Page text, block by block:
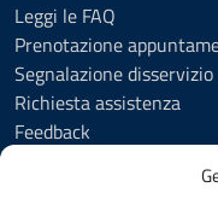
Leggi le FAQ
Prenotazione
Segnalazione disservizio
Richiesta assistenza
Feedback